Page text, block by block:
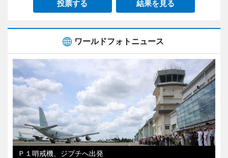
投票する 結果を見る
ワールドフォトニュース
Ｐ１哨戒機、ジブチへ出発